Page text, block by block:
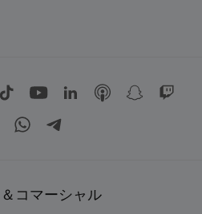
コマーシャル